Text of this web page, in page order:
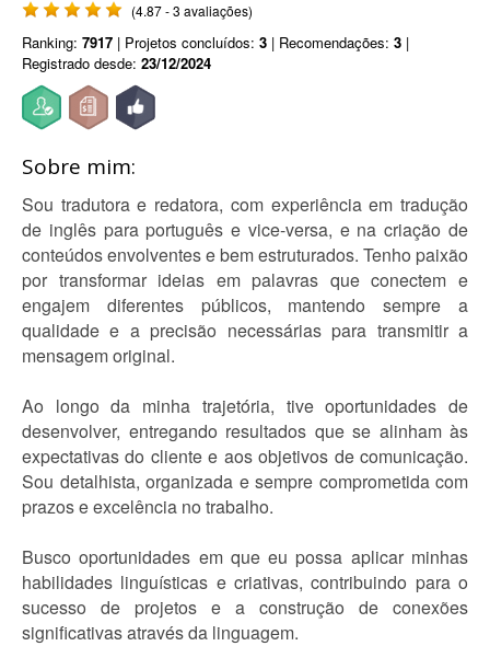
(4.87 - 3 avaliações)
Ranking: 7917 | Projetos concluídos: 3 | Recomendações: 3 |
Registrado desde: 23/12/2024
Sobre mim:
Sou tradutora e redatora, com experiência em tradução
de inglês para português e vice-versa, e na criação de
conteúdos envolventes e bem estruturados. Tenho paixão
por transformar ideias em palavras que conectem e
engajem diferentes públicos, mantendo sempre a
qualidade e a precisão necessárias para transmitir a
mensagem original.
Ao longo da minha trajetória, tive oportunidades de
desenvolver, entregando resultados que se alinham às
expectativas do cliente e aos objetivos de comunicação.
Sou detalhista, organizada e sempre comprometida com
prazos e excelência no trabalho.
Busco oportunidades em que eu possa aplicar minhas
habilidades linguísticas e criativas, contribuindo para o
sucesso de projetos e a construção de conexões
significativas através da linguagem.